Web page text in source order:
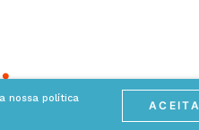
nossa política